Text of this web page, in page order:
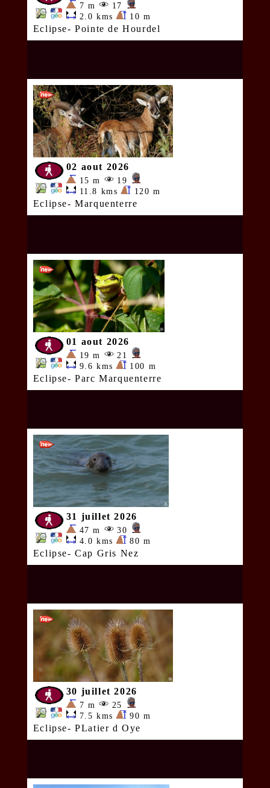
7 m
17
2.0 kms
10 m
Eclipse- Pointe de Hourdel
02 aout 2026
15 m
19
11.8 kms
120 m
Eclipse- Marquenterre
01 aout 2026
19 m
21
9.6 kms
100 m
Eclipse- Parc Marquenterre
31 juillet 2026
47 m
30
4.0 kms
80 m
Eclipse- Cap Gris Nez
30 juillet 2026
7 m
25
7.5 kms
90 m
Eclipse- PLatier d Oye